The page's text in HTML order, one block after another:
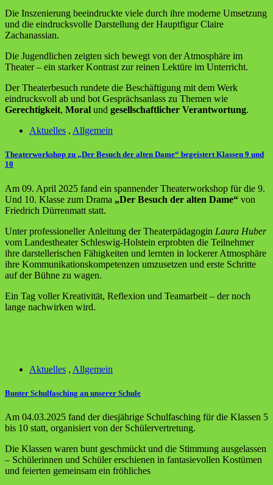
Die Inszenierung beeindruckte viele durch ihre moderne Umsetzung
und die eindrucksvolle Darstellung der Hauptfigur Claire
Zachanassian.
Die Jugendlichen zeigten sich bewegt von der Atmosphäre im
Theater – ein starker Kontrast zur reinen Lektüre im Unterricht.
Der Theaterbesuch rundete die Beschäftigung mit dem Werk
eindrucksvoll ab und bot Gesprächsanlass zu Themen wie
Gerechtigkeit, Moral und gesellschaftlicher Verantwortung.
Aktuelles , Allgemein
Theaterworkshop zu „Der Besuch der alten Dame“ begeistert Klassen 9 und
10
Am 09. April 2025 fand ein spannender Theaterworkshop für die 9.
Und 10. Klasse zum Drama „Der Besuch der alten Dame“ von
Friedrich Dürrenmatt statt.
Unter professioneller Anleitung der Theaterpädagogin Laura Huber
vom Landestheater Schleswig-Holstein erprobten die Teilnehmer
ihre darstellerischen Fähigkeiten und lernten in lockerer Atmosphäre
ihre Kommunikationskompetenzen umzusetzen und erste Schritte
auf der Bühne zu wagen.
Ein Tag voller Kreativität, Reflexion und Teamarbeit – der noch
lange nachwirken wird.
Aktuelles , Allgemein
Bunter Schulfasching an unserer Schule
Am 04.03.2025 fand der diesjährige Schulfasching für die Klassen 5
bis 10 statt, organisiert von der Schülervertretung.
Die Klassen waren bunt geschmückt und die Stimmung ausgelassen
– Schülerinnen und Schüler erschienen in fantasievollen Kostümen
und feierten gemeinsam ein fröhliches